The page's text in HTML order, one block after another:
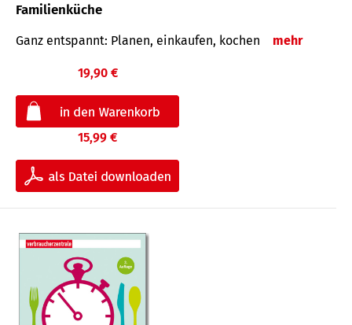
Familienküche
Ganz entspannt: Planen, einkaufen, kochen mehr
19,90 €
15,99 €